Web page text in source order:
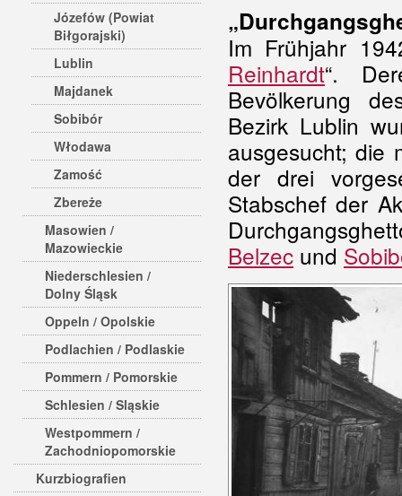
Józefów (Powiat
Biłgorajski)
Lublin
Majdanek
Sobibór
Włodawa
Zamość
Zbereże
Masowien /
Mazowieckie
Niederschlesien /
Dolny Śląsk
Oppeln / Opolskie
Podlachien / Podlaskie
Pommern / Pomorskie
Schlesien / Sląskie
Westpommern /
Zachodniopomorskie
Kurzbiografien
Im Frühjahr
Reinhardt“.
Bevölkerung
Bezirk Lublin
ausgesucht; die
der drei
Stabschef der
Belzec und